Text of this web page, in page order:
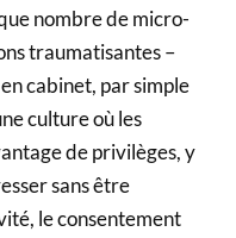
nombre de micro-
traumatisantes –
cabinet, par simple
culture où les
de privilèges, y
sans être
le consentement